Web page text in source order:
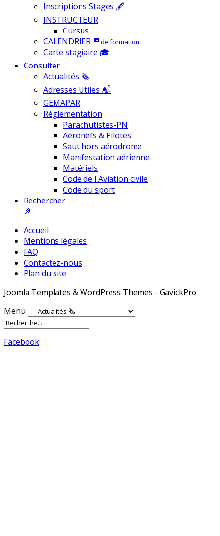
Inscriptions Stages 🖋
INSTRUCTEUR
Cursus
CALENDRIER 📆de formation
Carte stagiaire 🎓
Consulter
Actualités 🗞
Adresses Utiles 📬
GEMAPAR
Réglementation
Parachutistes-PN
Aéronefs & Pilotes
Saut hors aérodrome
Manifestation aérienne
Matériels
Code de l'Aviation civile
Code du sport
Rechercher
🔎
Accueil
Mentions légales
FAQ
Contactez-nous
Plan du site
Joomla Templates & WordPress Themes - GavickPro
Menu
Facebook